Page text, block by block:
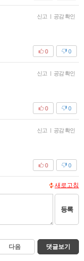
신고 공감 확인
0
0
신고 공감 확인
0
0
신고 공감 확인
0
0
새로고침
등록
다음 댓글보기